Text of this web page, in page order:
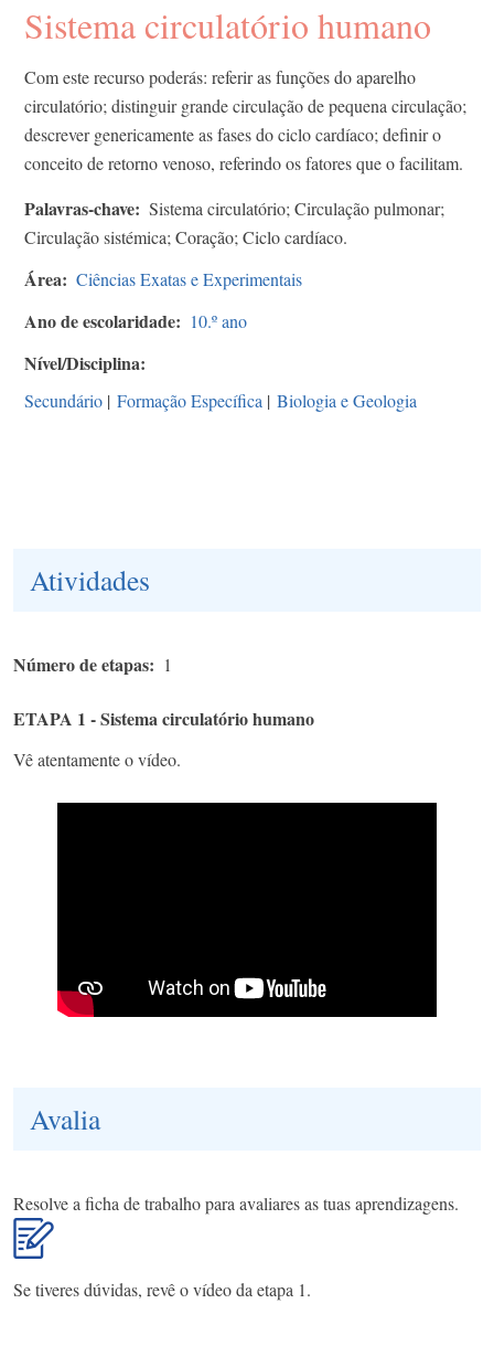
Sistema circulatório humano
Com este recurso poderás: referir as funções do aparelho
circulatório; distinguir grande circulação de pequena circulação;
descrever genericamente as fases do ciclo cardíaco; definir o
conceito de retorno venoso, referindo os fatores que o facilitam.
Palavras-chave
Sistema circulatório; Circulação pulmonar;
Circulação sistémica; Coração; Ciclo cardíaco.
Área Ciências Exatas e Experimentais
Ano de escolaridade 10.º ano
Nível/Disciplina
Secundário | Formação Específica | Biologia e Geologia
Atividades
Número de etapas 1
ETAPA 1 - Sistema circulatório humano
Vê atentamente o vídeo.
Avalia
Resolve a ficha de trabalho para avaliares as tuas aprendizagens.
Se tiveres dúvidas, revê o vídeo da etapa 1.